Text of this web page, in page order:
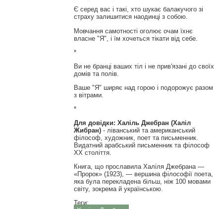
Є серед вас і такі, хто шукає балакучого зі
страху залишитися наодинці з собою.
Мовчання самотності оголює очам їхнє
власне "Я", і їм хочеться тікати від себе.
*
Ви не бранці ваших тіл і не прив'язані до своїх
домів та полів.
Ваше "Я" ширяє над горою і подорожує разом
з вітрами.
*
Для довідки: Халіль Джебран (Халіл
Жибран) - ліванський та американський
філософ, художник, поет та письменник.
Видатний арабський письменник та філософ
XX століття.
Книга, що прославила Халіля Джебрана —
«Пророк» (1923), — вершина філософії поета,
яка була перекладена більш, ніж 100 мовами
світу, зокрема й українською.
Теги: